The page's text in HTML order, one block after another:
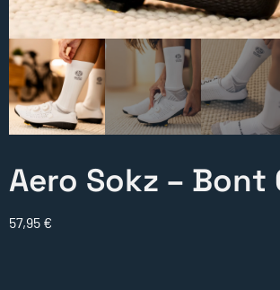
Aero Sokz – Bont
57,95 €